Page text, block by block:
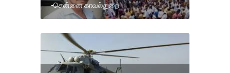
-சென்னை காவல்துறை